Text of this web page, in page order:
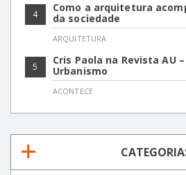
4
Como a arquitetura
da sociedade
ARQUITETURA
5
Cris Paola na Revista AU
Urbanismo
ACONTECE